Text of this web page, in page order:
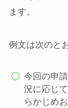
ます。
例文は次のと
今回の申
況に応じ
らかじめ